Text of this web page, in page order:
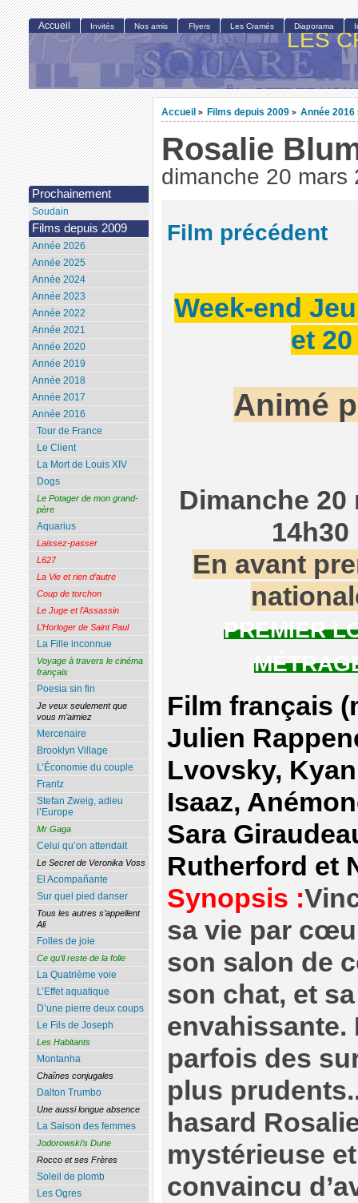
LES
Accueil > Films depuis 2009 > Année 2016
Rosalie
dimanche 20 mars
Film précédent
Week-end
et
Animé
Dimanche 20
14h30
En avant
PREMIER
Film français
Julien
Lvovsky,
Isaaz,
Sara
Rutherford et
Synopsis :
sa vie par
son salon de
son chat, et
envahissante.
parfois des
plus
hasard
mystérieuse
convaincu
Accueil Invités Nos amis Flyers Les Cramés Diaporama
Prochainement
Soudain
Films depuis 2009
Année 2026
Année 2025
Année 2024
Année 2023
Année 2022
Année 2021
Année 2020
Année 2019
Année 2018
Année 2017
Année 2016
Tour de France
Le Client
La Mort de Louis XIV
Dogs
Le Potager de mon grand-
père
Aquarius
Laissez-passer
L627
La Vie et rien d’autre
Coup de torchon
Le Juge et l’Assassin
L’Horloger de Saint Paul
La Fille inconnue
Voyage à travers le cinéma
français
Poesia sin fin
Je veux seulement que
vous m’aimiez
Mercenaire
Brooklyn Village
L’Économie du couple
Frantz
Stefan Zweig, adieu
l’Europe
Mr Gaga
Celui qu’on attendait
Le Secret de Veronika Voss
El Acompañante
Sur quel pied danser
Tous les autres s’appellent
Ali
Folles de joie
Ce qu’il reste de la folie
La Quatrième voie
L’Effet aquatique
D’une pierre deux coups
Le Fils de Joseph
Les Habitants
Montanha
Chaînes conjugales
Dalton Trumbo
Une aussi longue absence
La Saison des femmes
Jodorowski’s Dune
Rocco et ses Frères
Soleil de plomb
Les Ogres